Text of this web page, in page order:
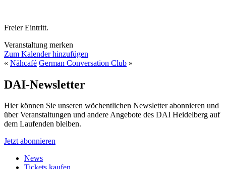
Freier Eintritt.
Veranstaltung merken
Zum Kalender hinzufügen
« Nähcafé German Conversation Club »
DAI-Newsletter
Hier können Sie unseren wöchentlichen Newsletter abonnieren und
über Veranstaltungen und andere Angebote des DAI Heidelberg auf
dem Laufenden bleiben.
Jetzt abonnieren
News